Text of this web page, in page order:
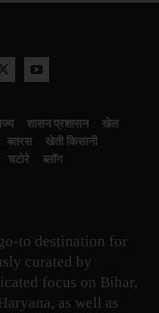
शासन प्रशासन
खेल
बतरस
खेती किसानी
चटोरे ब्लॉग
to destination for
curated by
focus on Bihar,
as well as